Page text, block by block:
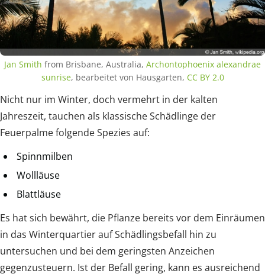
Jan Smith from Brisbane, Australia, Archontophoenix alexandrae
sunrise, bearbeitet von Hausgarten, CC BY 2.0
Nicht nur im Winter, doch vermehrt in der kalten
Jahreszeit, tauchen als klassische Schädlinge der
Feuerpalme folgende Spezies auf:
Spinnmilben
Wollläuse
Blattläuse
Es hat sich bewährt, die Pflanze bereits vor dem Einräumen
in das Winterquartier auf Schädlingsbefall hin zu
untersuchen und bei dem geringsten Anzeichen
gegenzusteuern. Ist der Befall gering, kann es ausreichend